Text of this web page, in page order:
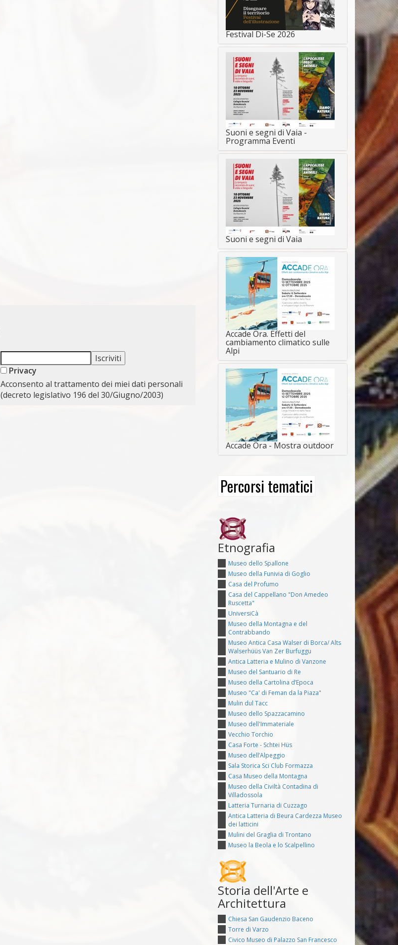
Privacy
Acconsento al trattamento dei miei dati personali
(decreto legislativo 196 del 30/Giugno/2003)
Festival Di-Se 2026
Suoni e segni di Vaia -
Programma Eventi
Suoni e segni di Vaia
Accade Ora. Effetti del
cambiamento climatico sulle
Alpi
Accade Ora - Mostra outdoor
Percorsi tematici
Etnografia
Museo dello Spallone
Museo della Funivia di Goglio
Casa del Profumo
Casa del Cappellano "Don Amedeo
Ruscetta"
UniversiCà
Museo della Montagna e del
Contrabbando
Museo Antica Casa Walser di Borca/ Alts
Walserhüüs Van Zer Burfuggu
Antica Latteria e Mulino di Vanzone
Museo del Santuario di Re
Museo della Cartolina d’Epoca
Museo "Ca' di Feman da la Piaza"
Mulin dul Tacc
Museo dello Spazzacamino
Museo dell'Immateriale
Vecchio Torchio
Casa Forte - Schtei Hüs
Museo dell’Alpeggio
Sala Storica Sci Club Formazza
Casa Museo della Montagna
Museo della Civiltà Contadina di
Villadossola
Latteria Turnaria di Cuzzago
Antica Latteria di Beura Cardezza Museo
dei latticini
Mulini del Graglia di Trontano
Museo la Beola e lo Scalpellino
Storia dell'Arte e
Architettura
Chiesa San Gaudenzio Baceno
Torre di Varzo
Civico Museo di Palazzo San Francesco